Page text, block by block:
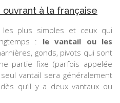
à la française
plus simples et ceux qui
: le vantail ou les
gonds, pivots qui sont
partie fixe (parfois appelée
vantail sera généralement
qu’il y a deux vantaux ou